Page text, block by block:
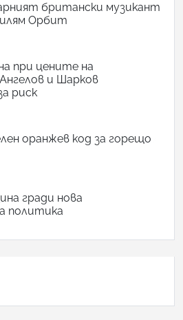
британски музикант
Орбит
при цените на
и Шарков
риск
оранжев код за горещо
гради нова
политика